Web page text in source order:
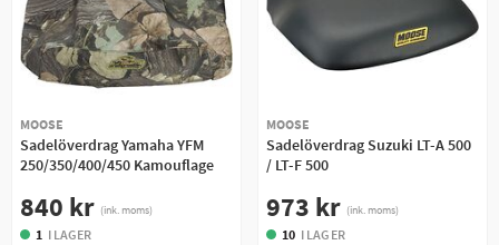
MOOSE
Sadelöverdrag Yamaha YFM
250/350/400/450 Kamouflage
840 kr (ink. moms)
1 I LAGER
MOOSE
Sadelöverdrag Suzuki LT-A 500
/ LT-F 500
973 kr (ink. moms)
10 I LAGER